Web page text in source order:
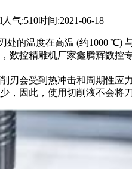
人气:510时间:2021-06-18
的温度在高温 (约1000 ℃)
数控精雕机厂家鑫腾辉数控
刃会受到热冲击和周期性
，因此，使用切削液不会将